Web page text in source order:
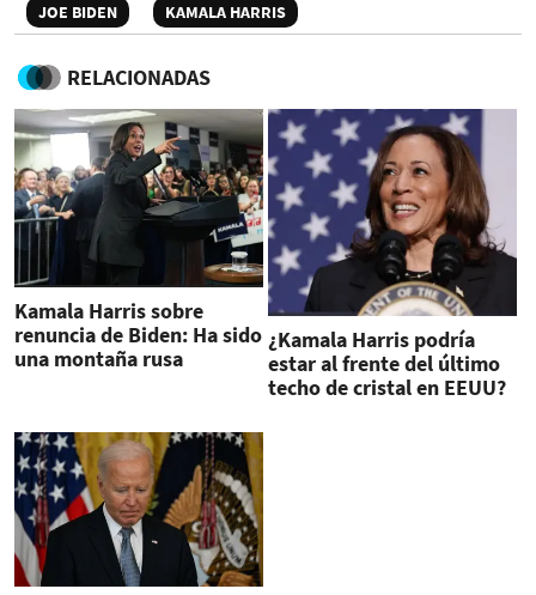
JOE BIDEN
KAMALA HARRIS
RELACIONADAS
Kamala Harris sobre
renuncia de Biden: Ha sido
una montaña rusa
¿Kamala Harris podría
estar al frente del último
techo de cristal en EEUU?